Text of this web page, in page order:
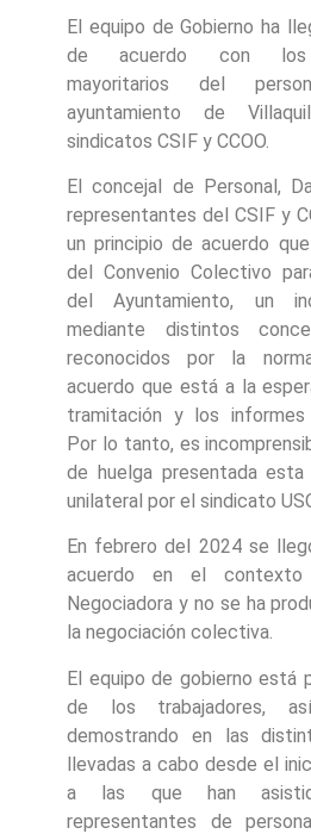
El equipo de Gobierno ha
de acuerdo con los
mayoritarios del
ayuntamiento de
sindicatos CSIF y CCOO.
El concejal de Personal,
representantes del CSIF y
un principio de acuerdo
del Convenio Colectivo
del Ayuntamiento, un
mediante distintos
reconocidos por la
acuerdo que está a la
tramitación y los informes
Por lo tanto, es
de huelga presentada
unilateral por el sindicato
En febrero del 2024 se
acuerdo en el
Negociadora y no se ha
la negociación colectiva.
El equipo de gobierno está
de los trabajadores,
demostrando en las
llevadas a cabo desde el
a las que han
representantes de